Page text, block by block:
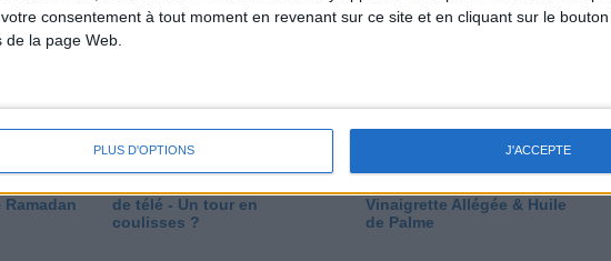
consentement à tout moment en revenant sur ce site et en cliquant sur le
de la page Web.
PLUS D'OPTIONS J'ACCEPTE
Que
de télé - Un tour en
coulisses ?
Vinaigrette Allégée & Huile
de Palme